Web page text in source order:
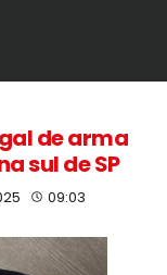
de arma
sul de SP
09:03